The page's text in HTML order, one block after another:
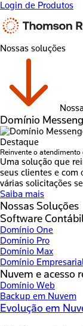
Login de Produtos
Nossas soluções
Domínio
Destaque
Reinvente o
Uma solução que
seus clientes e
várias solicitações
Saiba mais
Nossas Soluções
Software
Domínio One
Domínio Pro
Domínio Max
Domínio
Nuvem e acesso
Domínio Web
Backup em Nuvem
Evolução em